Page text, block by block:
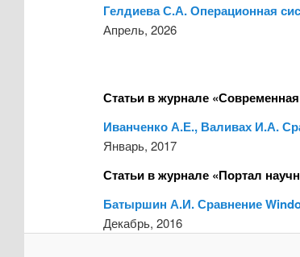
Гелдиева С.А. Операционная
Апрель, 2026
Статьи в журнале «Современная
Иванченко А.Е., Валивах И.А.
Январь, 2017
Статьи в журнале «Портал
Батыршин А.И. Сравнение
Декабрь, 2016